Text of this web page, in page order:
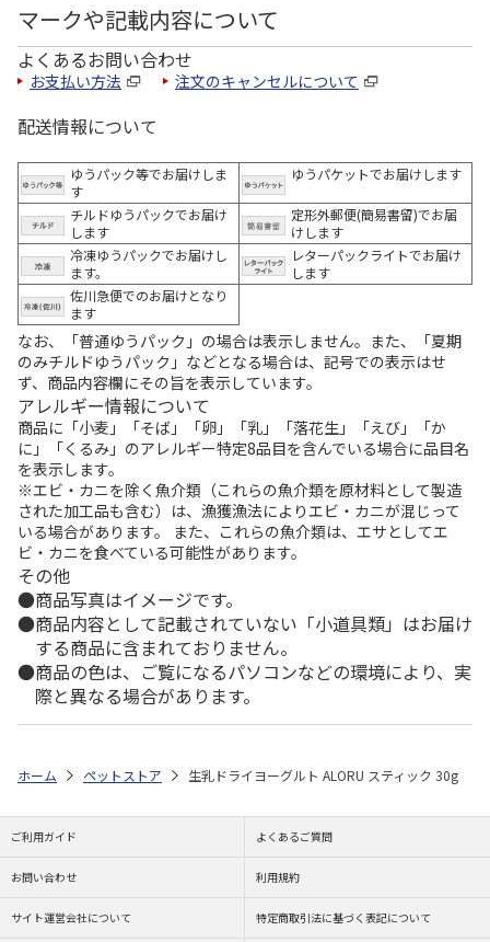
マークや記載内容について
よくあるお問い合わせ
お支払い方法 注文のキャンセルについて
配送情報について
ゆうパック等でお届けしま
す
ゆうパケットでお届けします
チルドゆうパックでお届け
します
定形外郵便(簡易書留)でお届
けします
冷凍ゆうパックでお届けし
ます。
レターパックライトでお届け
します
佐川急便でのお届けとなり
ます
なお、「普通ゆうパック」の場合は表示しません。また、「夏期
のみチルドゆうパック」などとなる場合は、記号での表示はせ
ず、商品内容欄にその旨を表示しています。
アレルギー情報について
商品に「小麦」「そば」「卵」「乳」「落花生」「えび」「か
に」「くるみ」のアレルギー特定8品目を含んでいる場合に品目名
を表示します。
※エビ・カニを除く魚介類（これらの魚介類を原材料として製造
された加工品も含む）は、漁獲漁法によりエビ・カニが混じって
いる場合があります。 また、これらの魚介類は、エサとしてエ
ビ・カニを食べている可能性があります。
その他
商品写真はイメージです。
商品内容として記載されていない「小道具類」はお届け
する商品に含まれておりません。
商品の色は、ご覧になるパソコンなどの環境により、実
際と異なる場合があります。
ホーム ペットストア 生乳ドライヨーグルト ALORU スティック 30g
ご利用ガイド よくあるご質問
お問い合わせ 利用規約
サイト運営会社について 特定商取引法に基づく表記について